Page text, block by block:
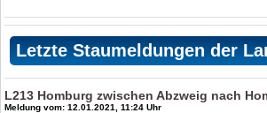
Letzte Staumeldungen der
L213 Homburg zwischen Abzweig nach
Meldung vom: 12.01.2021, 11:24 Uhr